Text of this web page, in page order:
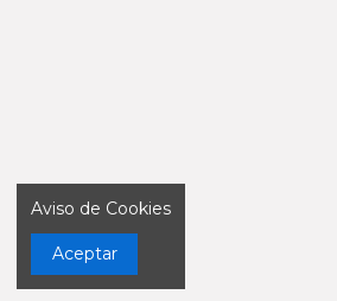
Aviso de Cookies
Aceptar